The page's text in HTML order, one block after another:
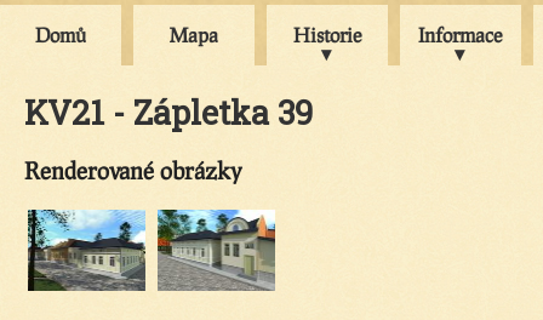
Domů Mapa Historie Informace
KV21 - Zápletka 39
Renderované obrázky